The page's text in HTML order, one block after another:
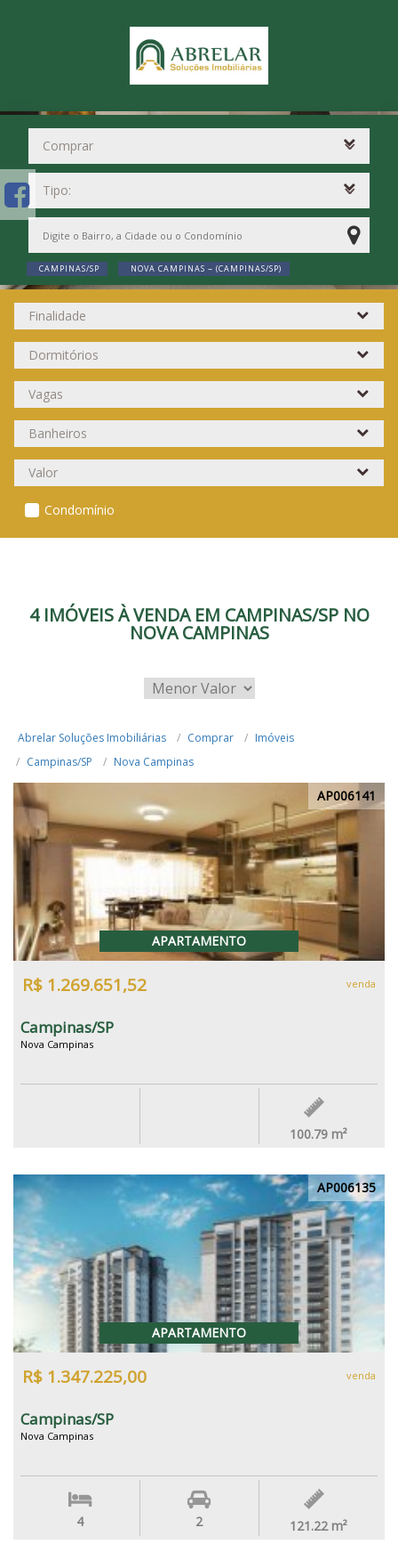
CAMPINAS/SP NOVA CAMPINAS ~ (CAMPINAS/SP)
Condomínio
4 IMÓVEIS À VENDA EM CAMPINAS/SP NO
NOVA CAMPINAS
Abrelar Soluções Imobiliárias Comprar
Imóveis
Campinas/SP
Nova Campinas
AP006141
APARTAMENTO
R$ 1.269.651,52 venda
Campinas/SP
Nova Campinas
100.79 m²
AP006135
APARTAMENTO
R$ 1.347.225,00 venda
Campinas/SP
Nova Campinas
4 2 121.22 m²